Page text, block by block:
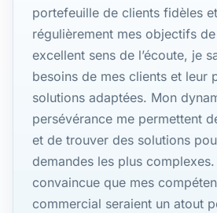
portefeuille de clients fidèles
régulièrement mes objectifs de
excellent sens de l’écoute, je
besoins de mes clients et leur
solutions adaptées. Mon
persévérance me permettent
et de trouver des solutions
demandes les plus
convaincue que mes
commercial seraient un atout